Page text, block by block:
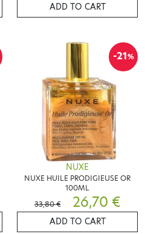
ADD TO CART
-21%
NUXE
NUXE HUILE PRODIGIEUSE OR
100ML
33,80 €
26,70 €
ADD TO CART